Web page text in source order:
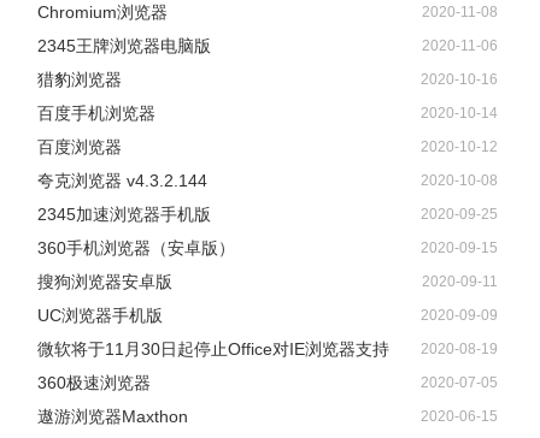
Chromium浏览器 2020-11-08
2345王牌浏览器电脑版 2020-11-06
猎豹浏览器 2020-10-16
百度手机浏览器 2020-10-14
百度浏览器 2020-10-12
夸克浏览器 v4.3.2.144 2020-10-08
2345加速浏览器手机版 2020-09-25
360手机浏览器（安卓版） 2020-09-15
搜狗浏览器安卓版 2020-09-11
UC浏览器手机版 2020-09-09
微软将于11月30日起停止Office对IE浏览器支持 2020-08-19
360极速浏览器 2020-07-05
遨游浏览器Maxthon 2020-06-15